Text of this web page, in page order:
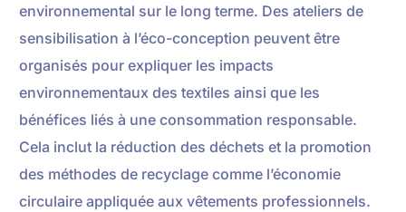
environnemental sur le long terme. Des ateliers de
sensibilisation à l’éco-conception peuvent être
organisés pour expliquer les impacts
environnementaux des textiles ainsi que les
bénéfices liés à une consommation responsable.
Cela inclut la réduction des déchets et la promotion
des méthodes de recyclage comme l’économie
circulaire appliquée aux vêtements professionnels.